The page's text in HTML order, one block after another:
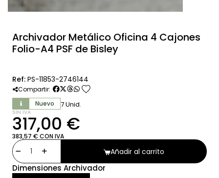
Archivador Metálico Oficina 4 Cajones
Folio-A4 PSF de Bisley
Ref: PS-11853-2746144
Compartir: favorite
Nuevo 7 Unid.
SIN IVA
317,00 €
383,57 € CON IVA
Añadir al carrito
Dimensiones Archivador